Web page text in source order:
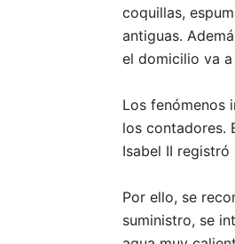
coquillas,
antiguas.
el domicilio va
Los fenómenos
los contadores.
Isabel II
Por ello, se
suministro, se